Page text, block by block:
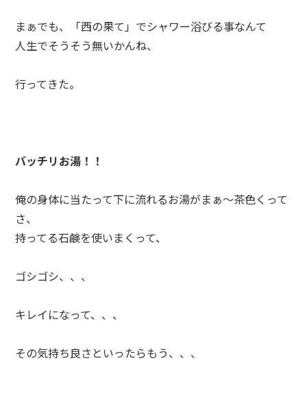
まぁでも、「西の果て」でシャワー浴びる事なんて
人生でそうそう無いかんね、
行ってきた。
バッチリお湯！！
俺の身体に当たって下に流れるお湯がまぁ～茶色くって
さ、
持ってる石鹸を使いまくって、
ゴシゴシ、、、
キレイになって、、、
その気持ち良さといったらもう、、、